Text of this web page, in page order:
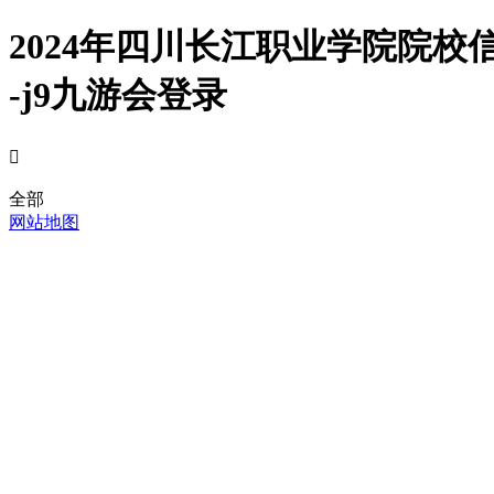
2024年四川长江职业学院院校
-j9九游会登录

全部
网站地图